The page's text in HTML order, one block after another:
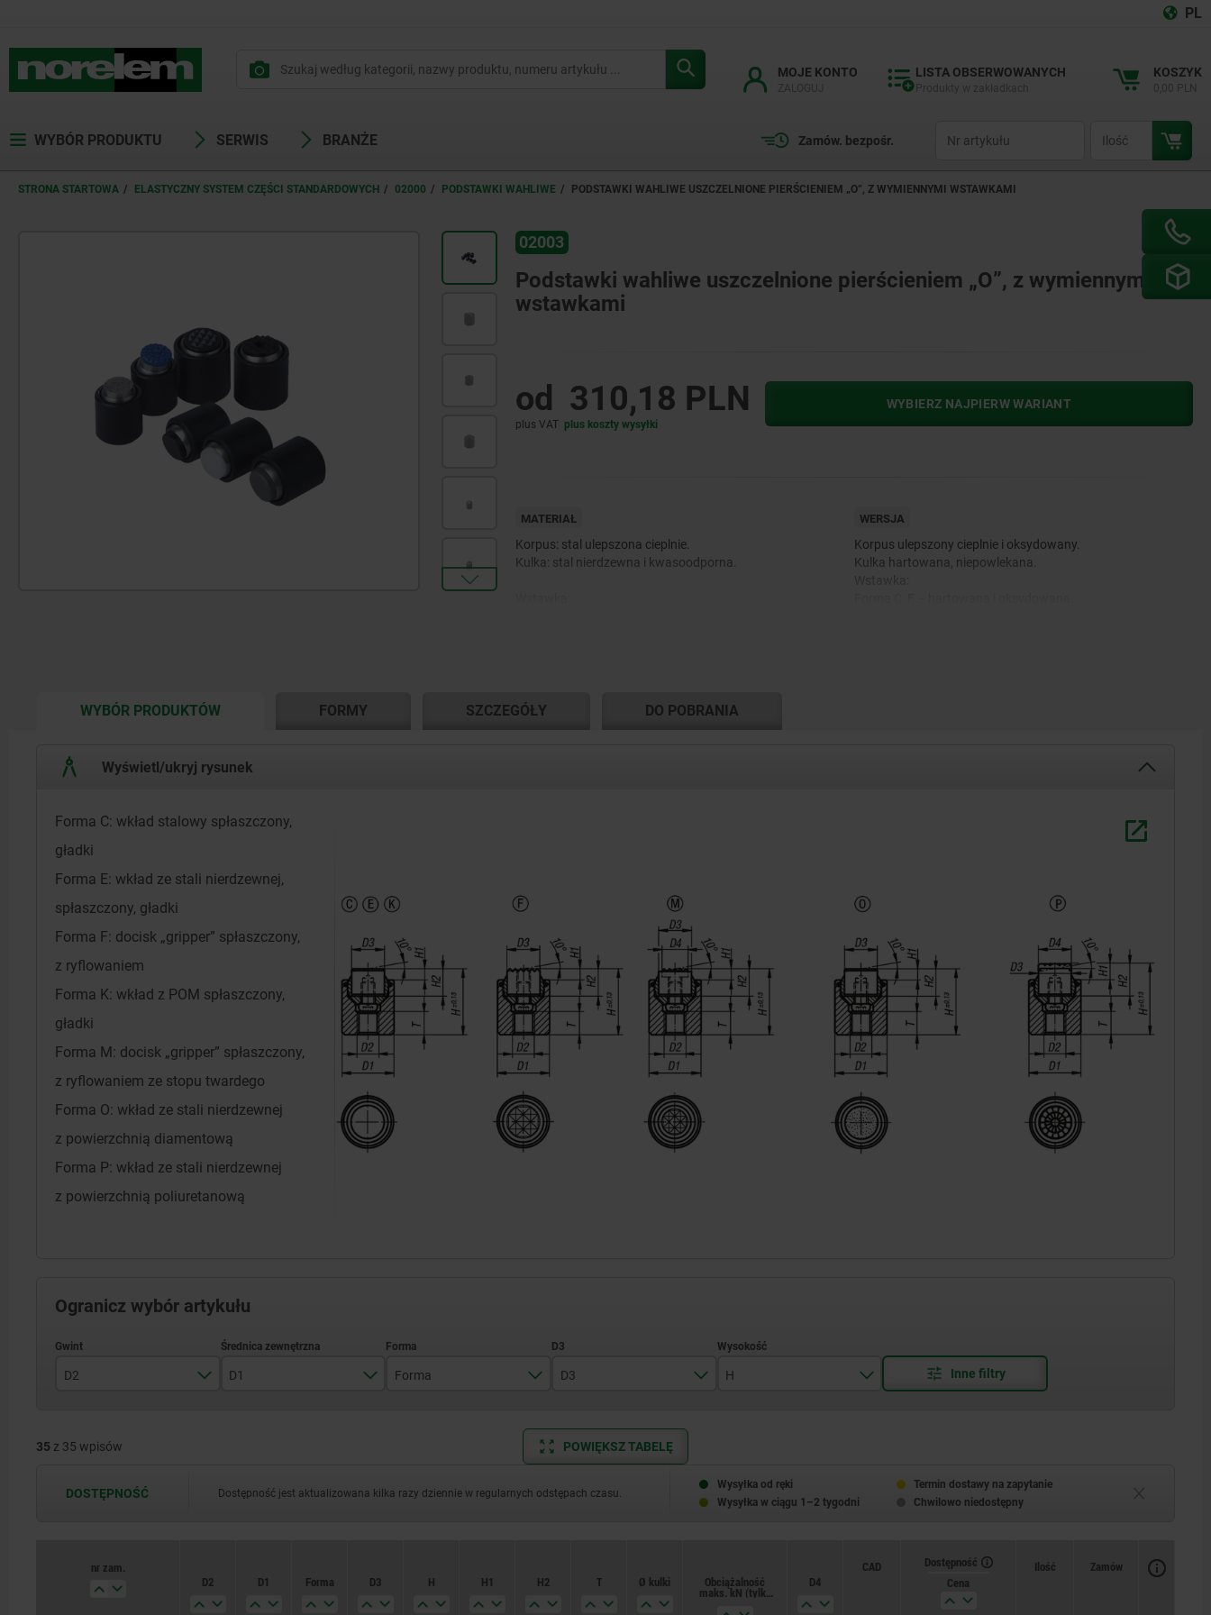
PL
MOJE KONTO LISTA OBSERWOWANYCH KOSZYK
WYBÓR PRODUKTU SERWIS BRANŻE Zamów. bezpośr.
STRONA STARTOWA ELASTYCZNY SYSTEM CZĘŚCI STANDARDOWYCH 02000 PODSTAWKI WAHLIWE PODSTAWKI WAHLIWE USZCZELNIONE PIERŚCIENIEM „O”, Z WYMIENNYMI WSTAWKAMI
02003
Podstawki wahliwe uszczelnione pierścieniem „O”, z wymiennymi
wstawkami
od 310,18 PLN
plus VAT plus koszty wysyłki
WYBIERZ NAJPIERW WARIANT
MATERIAŁ
Korpus: stal ulepszona cieplnie.
Kulka: stal nierdzewna i kwasoodporna.
WERSJA
Korpus ulepszony cieplnie i oksydowany.
Kulka hartowana, niepowlekana.
WYBÓR PRODUKTÓWCURRENT
FORMY SZCZEGÓŁY DO POBRANIA
Wyświetl/ukryj rysunek
Forma C: wkład stalowy spłaszczony,
gładki
Forma E: wkład ze stali nierdzewnej,
spłaszczony, gładki
Forma F: docisk „gripper” spłaszczony,
z ryflowaniem
Forma K: wkład z POM spłaszczony,
gładki
Forma M: docisk „gripper” spłaszczony,
z ryflowaniem ze stopu twardego
Forma O: wkład ze stali nierdzewnej
z powierzchnią diamentową
Forma P: wkład ze stali nierdzewnej
z powierzchnią poliuretanową
Ogranicz wybór artykułu
D2
M8
D1 Forma D3
12
H
26
32
35 z 35 wpisów POWIĘKSZ TABELĘ
DOSTĘPNOŚĆ Dostępność jest aktualizowana kilka razy dziennie w regularnych odstępach czasu.
Wysyłka od ręki
Termin dostawy na zapytanie
Wysyłka w ciągu 1–2 tygodni
Chwilowo niedostępny
nr zam.
D2
D1 Forma D3 H H1 H2 T Ø kulki Obciążalność
maks. kN (tylko
D4
CAD
Dostępność
Cena
Ilość Zamów